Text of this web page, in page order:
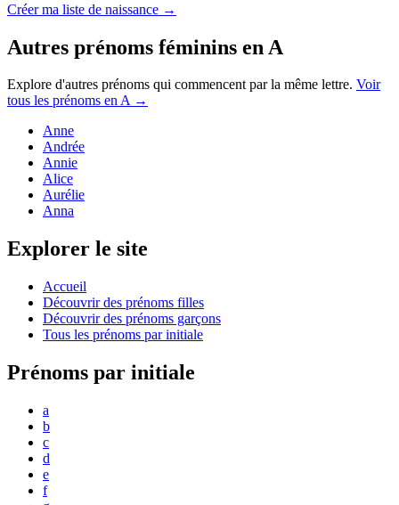
Créer ma liste de naissance →
Autres prénoms féminins en A
Explore d'autres prénoms qui commencent par la même lettre. Voir
tous les prénoms enA→
Anne
Andrée
Annie
Alice
Aurélie
Anna
Explorer le site
Accueil
Découvrir des prénoms filles
Découvrir des prénoms garçons
Tous les prénoms par initiale
Prénoms par initiale
a
b
c
d
e
f